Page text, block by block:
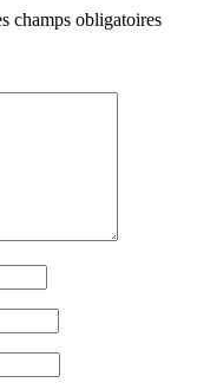
champs obligatoires